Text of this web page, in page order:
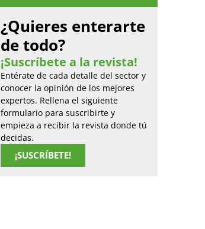
¿Quieres enterarte
de todo?
¡Suscríbete a la revista!
Entérate de cada detalle del sector y
conocer la opinión de los mejores
expertos. Rellena el siguiente
formulario para suscribirte y
empieza a recibir la revista donde tú
decidas.
¡SUSCRÍBETE!